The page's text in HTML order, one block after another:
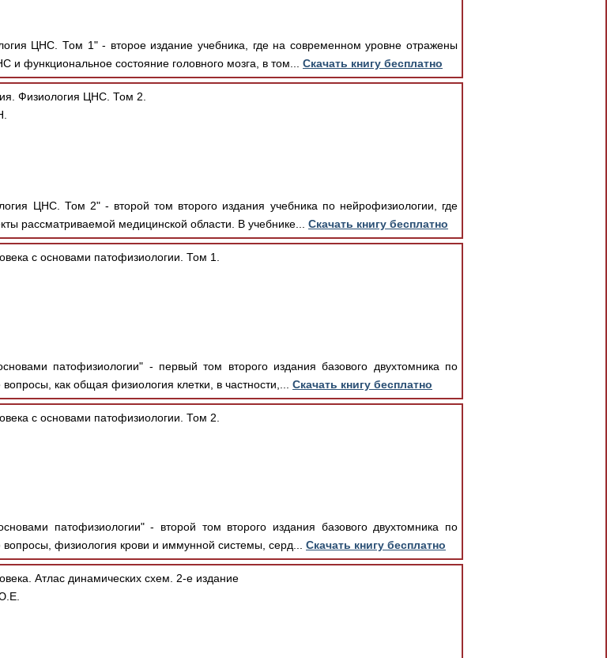
ЦНС. Том 1" - второе издание учебника, где на современном уровне отражены
функциональное состояние головного мозга, в том... Скачать книгу бесплатно
Физиология ЦНС. Том 2.
ЦНС. Том 2" - второй том второго издания учебника по нейрофизиологии, где
рассматриваемой медицинской области. В учебнике... Скачать книгу бесплатно
с основами патофизиологии. Том 1.
патофизиологии" - первый том второго издания базового двухтомника по
как общая физиология клетки, в частности,... Скачать книгу бесплатно
с основами патофизиологии. Том 2.
патофизиологии" - второй том второго издания базового двухтомника по
физиология крови и иммунной системы, серд... Скачать книгу бесплатно
Атлас динамических схем. 2-е издание